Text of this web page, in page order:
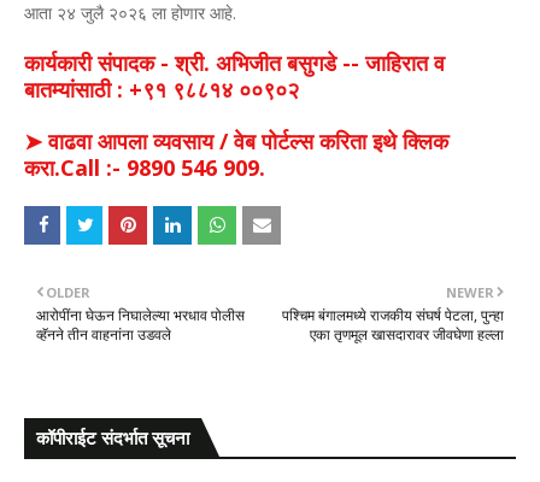
आता २४ जुलै २०२६ ला होणार आहे.
कार्यकारी संपादक - श्री. अभिजीत बसुगडे -- जाहिरात व
बातम्यांसाठी : +९१ ९८८१४ ००९०२
➤ वाढवा आपला व्यवसाय / वेब पोर्टल्स करिता इथे क्लिक
करा.Call :- 9890 546 909.
NEWER
पश्चिम बंगालमध्ये राजकीय संघर्ष पेटला, पुन्हा
एका तृणमूल खासदारावर जीवघेणा हल्ला
OLDER
आरोपींना घेऊन निघालेल्या भरधाव पोलीस
व्हॅनने तीन वाहनांना उडवले
कॉपीराईट संदर्भात सूचना